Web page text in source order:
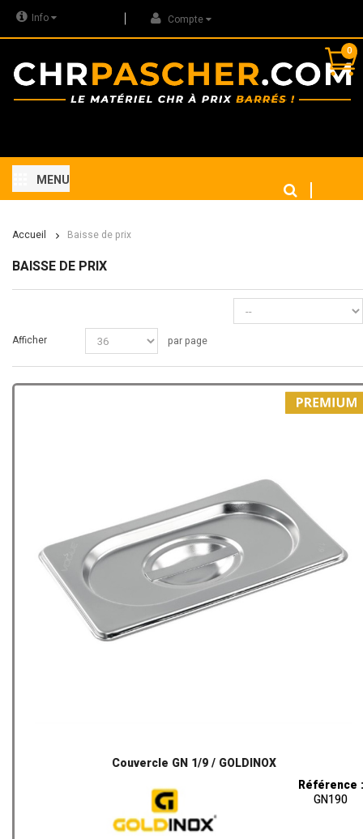
Info Compte
0
MENU
Accueil Baisse de prix
BAISSE DE PRIX
Afficher par page
Couvercle GN 1/9 / GOLDINOX
Référence :
GN190